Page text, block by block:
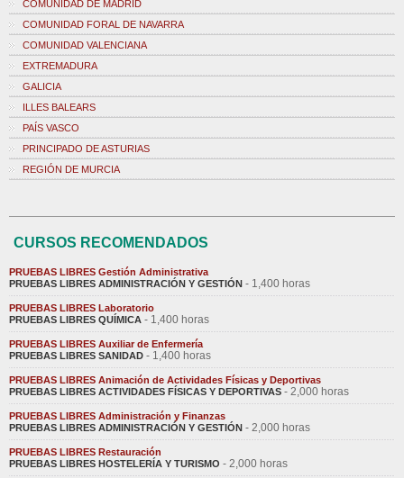
COMUNIDAD DE MADRID
COMUNIDAD FORAL DE NAVARRA
COMUNIDAD VALENCIANA
EXTREMADURA
GALICIA
ILLES BALEARS
PAÍS VASCO
PRINCIPADO DE ASTURIAS
REGIÓN DE MURCIA
CURSOS RECOMENDADOS
PRUEBAS LIBRES Gestión Administrativa
PRUEBAS LIBRES ADMINISTRACIÓN Y GESTIÓN - 1,400 horas
PRUEBAS LIBRES Laboratorio
PRUEBAS LIBRES QUÍMICA - 1,400 horas
PRUEBAS LIBRES Auxiliar de Enfermería
PRUEBAS LIBRES SANIDAD - 1,400 horas
PRUEBAS LIBRES Animación de Actividades Físicas y Deportivas
PRUEBAS LIBRES ACTIVIDADES FÍSICAS Y DEPORTIVAS - 2,000 horas
PRUEBAS LIBRES Administración y Finanzas
PRUEBAS LIBRES ADMINISTRACIÓN Y GESTIÓN - 2,000 horas
PRUEBAS LIBRES Restauración
PRUEBAS LIBRES HOSTELERÍA Y TURISMO - 2,000 horas